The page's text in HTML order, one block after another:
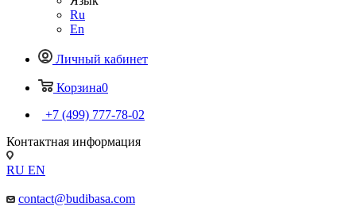
Ru
En
Личный кабинет
Корзина0
+7 (499) 777-78-02
Контактная информация
RU EN
contact@budibasa.com